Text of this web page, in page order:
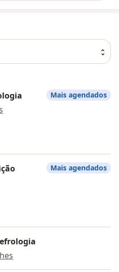
Mais agendados
Mais agendados